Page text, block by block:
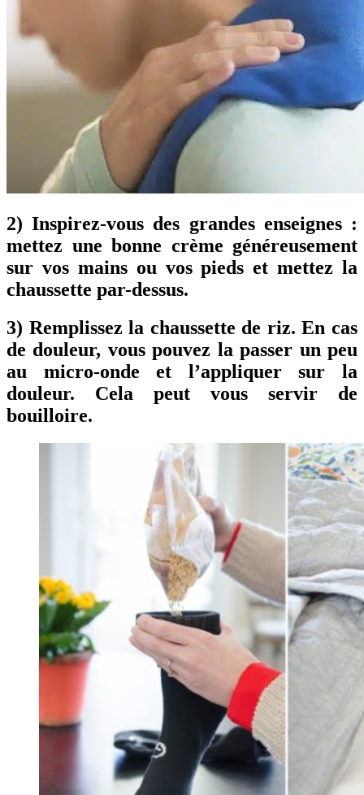
2) Inspirez-vous des grandes enseignes :
mettez une bonne crème généreusement
sur vos mains ou vos pieds et mettez la
chaussette par-dessus.
3) Remplissez la chaussette de riz. En cas
de douleur, vous pouvez la passer un peu
au micro-onde et l’appliquer sur la
douleur. Cela peut vous servir de
bouilloire.